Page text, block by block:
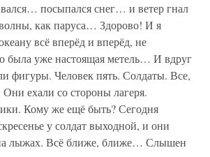
посыпался снег… и ветер гнал
как паруса… Здорово! И я
всё вперёд и вперёд, не
была уже настоящая метель… И вдруг
фигуры. Человек пять. Солдаты. Все,
ехали со стороны лагеря.
Кому же ещё быть? Сегодня
у солдат выходной, и они
лыжах. Всё ближе, ближе… Слышен